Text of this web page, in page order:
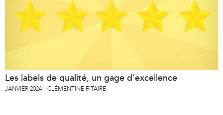
Les labels de qualité, un gage d’excellence
JANVIER 2024 CLÉMENTINE FITAIRE